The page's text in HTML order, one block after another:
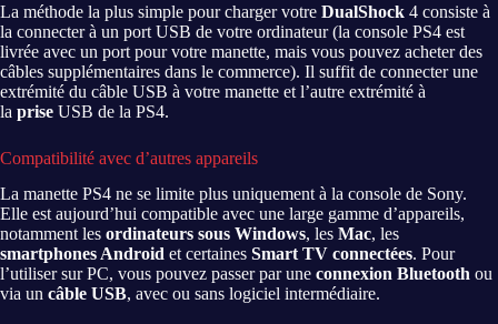
La méthode la plus simple pour charger votre DualShock 4 consiste à
la connecter à un port USB de votre ordinateur (la console PS4 est
livrée avec un port pour votre manette, mais vous pouvez acheter des
câbles supplémentaires dans le commerce). Il suffit de connecter une
extrémité du câble USB à votre manette et l’autre extrémité à
la prise USB de la PS4.
Compatibilité avec d’autres appareils
La manette PS4 ne se limite plus uniquement à la console de Sony.
Elle est aujourd’hui compatible avec une large gamme d’appareils,
notamment les ordinateurs sous Windows, les Mac, les
smartphones Android et certaines Smart TV connectées. Pour
l’utiliser sur PC, vous pouvez passer par une connexion Bluetooth ou
via un câble USB, avec ou sans logiciel intermédiaire.